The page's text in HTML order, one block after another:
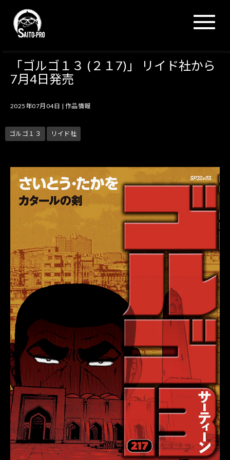
N
a
g
a
「ゴルゴ１３ (２１7)」 リイド社から
7月4日発売
2025年07月04日 | 作品情報
ゴルゴ１３ リイド社